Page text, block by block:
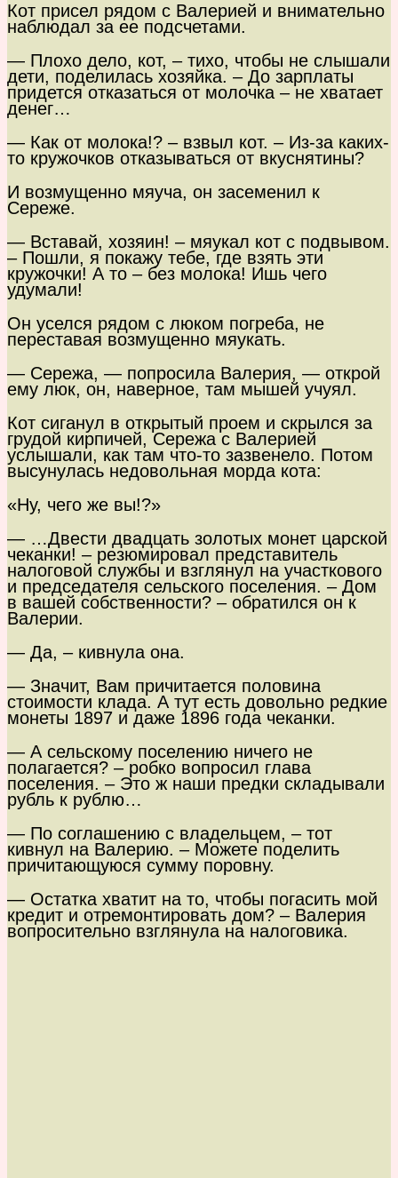
Кот присел рядом с Валерией и внимательно
наблюдал за ее подсчетами.
— Плохо дело, кот, – тихо, чтобы не слышали
дети, поделилась хозяйка. – До зарплаты
придется отказаться от молочка – не хватает
денег…
— Как от молока!? – взвыл кот. – Из-за каких-
то кружочков отказываться от вкуснятины?
И возмущенно мяуча, он засеменил к
Сереже.
— Вставай, хозяин! – мяукал кот с подвывом.
– Пошли, я покажу тебе, где взять эти
кружочки! А то – без молока! Ишь чего
удумали!
Он уселся рядом с люком погреба, не
переставая возмущенно мяукать.
— Сережа, — попросила Валерия, — открой
ему люк, он, наверное, там мышей учуял.
Кот сиганул в открытый проем и скрылся за
грудой кирпичей, Сережа с Валерией
услышали, как там что-то зазвенело. Потом
высунулась недовольная морда кота:
«Ну, чего же вы!?»
— …Двести двадцать золотых монет царской
чеканки! – резюмировал представитель
налоговой службы и взглянул на участкового
и председателя сельского поселения. – Дом
в вашей собственности? – обратился он к
Валерии.
— Да, – кивнула она.
— Значит, Вам причитается половина
стоимости клада. А тут есть довольно редкие
монеты 1897 и даже 1896 года чеканки.
— А сельскому поселению ничего не
полагается? – робко вопросил глава
поселения. – Это ж наши предки складывали
рубль к рублю…
— По соглашению с владельцем, – тот
кивнул на Валерию. – Можете поделить
причитающуюся сумму поровну.
— Остатка хватит на то, чтобы погасить мой
кредит и отремонтировать дом? – Валерия
вопросительно взглянула на налоговика.